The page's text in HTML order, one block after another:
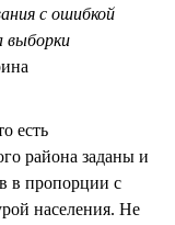
с ошибкой
выборки
есть
района заданы и
в пропорции с
населения. Не